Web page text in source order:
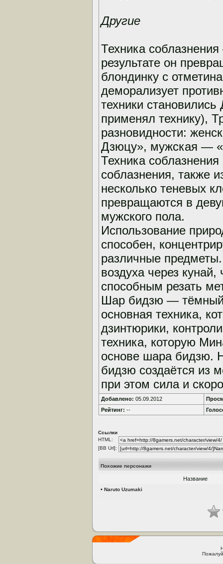
Другие
Техника
результате он
блондинку с
деморализует
техники
применял технику),
разновидности:
Дзюцу», мужская —
Техника
соблазнения, также
несколько теневых
превращаются в
мужского пола.
Использование
способен,
различные
воздуха через
способным резать
Шар бидзю — тёмный
основная техника,
дзинтюрики,
техника, которую
основе шара бидзю.
бидзю создаётся из
при этом сила и
Добавлено: 05.09.2012
Рейтинг: --
Ссылки
HTML:
[BB Url]:
Похожие персонажи
Название
• Naruto Uzumaki